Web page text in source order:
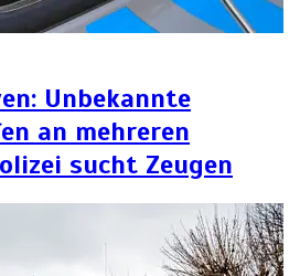
Unbekannte
an mehreren
sucht Zeugen